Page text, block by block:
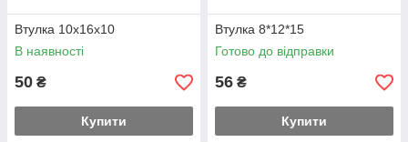
Втулка 10x16x10
В наявності
50 ₴
Купити
Втулка 8*12*15
Готово до відправки
56 ₴
Купити